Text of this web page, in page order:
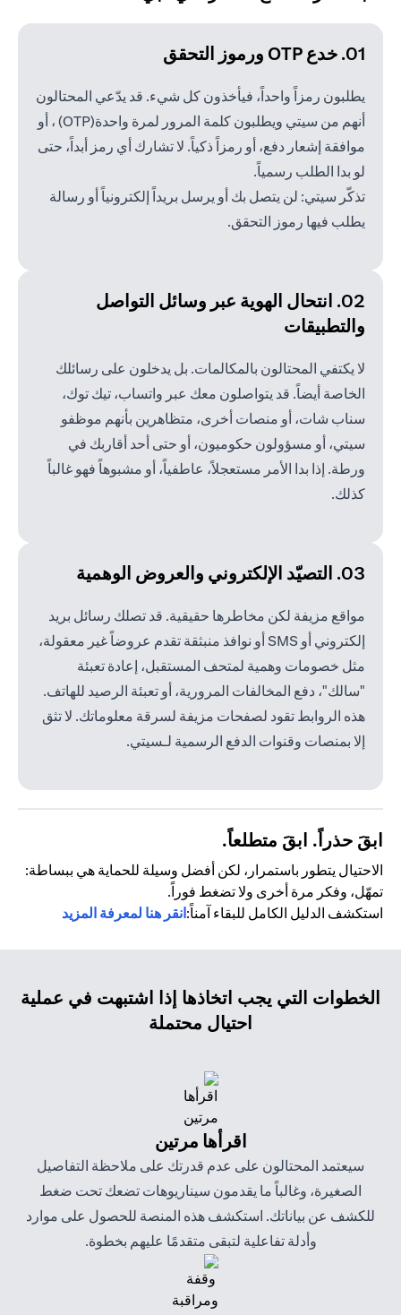
01. خدع OTP ورموز التحقق
يطلبون رمزاً واحداً، فيأخذون كل شيء. قد يدّعي المحتالون
أنهم من سيتي ويطلبون كلمة المرور لمرة واحدة(OTP) ، أو
موافقة إشعار دفع، أو رمزاً ذكياً. لا تشارك أي رمز أبداً، حتى
لو بدا الطلب رسمياً.
تذكّر سيتي: لن يتصل بك أو يرسل بريداً إلكترونياً أو رسالة
يطلب فيها رموز التحقق.
02. انتحال الهوية عبر وسائل
التواصل
والتطبيقات
لا يكتفي المحتالون بالمكالمات. بل يدخلون على رسائلك
الخاصة أيضاً. قد يتواصلون معك عبر واتساب، تيك توك،
سناب شات، أو منصات أخرى، متظاهرين بأنهم موظفو
سيتي، أو مسؤولون حكوميون، أو حتى أحد أقاربك في
ورطة. إذا بدا الأمر مستعجلاً، عاطفياً، أو مشبوهاً فهو غالباً
كذلك.
03. التصيّد الإلكتروني والعروض الوهمية
مواقع مزيفة لكن مخاطرها حقيقية. قد تصلك رسائل بريد
إلكتروني أو SMS أو نوافذ منبثقة تقدم عروضاً غير معقولة،
مثل خصومات وهمية لمتحف المستقبل، إعادة تعبئة
"سالك"، دفع المخالفات المرورية، أو تعبئة الرصيد للهاتف.
هذه الروابط تقود لصفحات مزيفة لسرقة معلوماتك. لا تثق
إلا بمنصات وقنوات الدفع الرسمية لـسيتي.
ابقَ حذراً. ابقَ متطلعاً.
الاحتيال يتطور باستمرار، لكن أفضل وسيلة للحماية هي ببساطة:
تمهّل، وفكر مرة أخرى ولا تضغط فوراً.
استكشف الدليل الكامل للبقاء آمناً:انقر هنا لمعرفة المزيد
الخطوات التي يجب اتخاذها إذا اشتبهت في عملية
احتيال محتملة
اقرأها مرتين
سيعتمد المحتالون على عدم قدرتك على ملاحظة التفاصيل
الصغيرة، وغالباً ما يقدمون سيناريوهات تضعك تحت ضغط
للكشف عن بياناتك. استكشف هذه المنصة للحصول على موارد
وأدلة تفاعلية لتبقى متقدمًا عليهم بخطوة.